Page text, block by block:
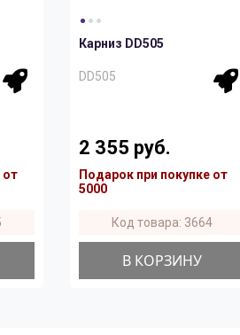
от
Карниз DD505
DD505
2 355 руб.
Подарок при покупке от
5000
Код товара: 3664
В КОРЗИНУ